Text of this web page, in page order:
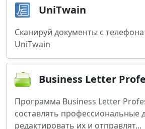
UniTwain
Сканируй документы с
UniTwain
Business Letter
Программа Business Letter
составлять профессиональные
редактировать их и отправлят...